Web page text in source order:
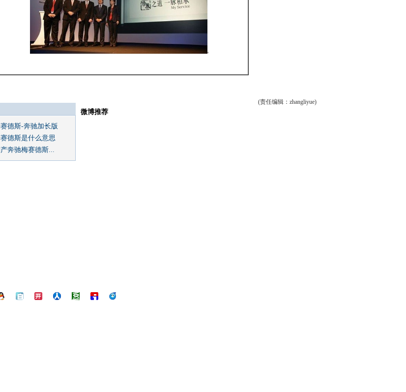
德斯-奔驰加长版
德斯是什么意思
产奔驰梅赛德斯...
(责任编辑：zhangliyue)
微博推荐